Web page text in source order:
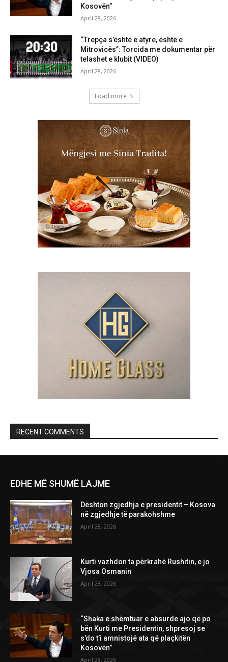
Kosovën”
April 28, 2026
“Trepça s’është e atyre, është e
Mitrovicës”: Torcida me dokumentar për
telashet e klubit (VIDEO)
April 28, 2026
Load more
RECENT COMMENTS
EDHE MË SHUMË LAJME
Dështon zgjedhja e presidentit – Kosova
në zgjedhje të parakohshme
April 28, 2026
Kurti vazhdon ta përkrahë Rushitin, e jo
Vjosa Osmanin
April 28, 2026
“Shaka e shëmtuar e absurde ajo që po
bën Kurti me Presidentin, shpresoj se
s’do t’i amnistojë ata që plaçkitën
Kosovën”
April 28, 2026